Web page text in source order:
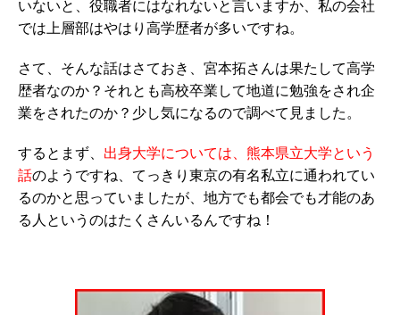
いないと、役職者にはなれないと言いますか、私の会社
では上層部はやはり高学歴者が多いですね。
さて、そんな話はさておき、宮本拓さんは果たして高学
歴者なのか？それとも高校卒業して地道に勉強をされ企
業をされたのか？少し気になるので調べて見ました。
するとまず、 出身大学については、熊本県立大学という
話のようですね、てっきり東京の有名私立に通われてい
るのかと思っていましたが、地方でも都会でも才能のあ
る人というのはたくさんいるんですね！